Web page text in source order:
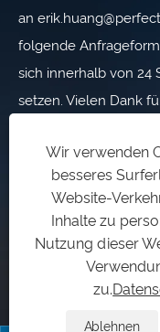
an
folgende
sich innerhalb von 24
setzen. Vielen Dank
KONTAKTIERE
+86-13701758973
Nr. 6 Wenchuan
Wir verwenden
besseres
Website-
Inhalte zu
Nutzung dieser
zu.
Ablehnen